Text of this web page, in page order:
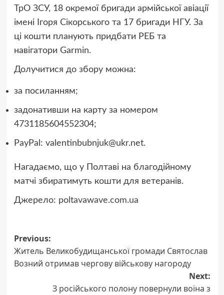
ТрО ЗСУ, 18 окремої бригади армійської авіації
імені Ігоря Сікорського та 17 бригади НГУ. За
ці кошти планують придбати РЕБ та
навігатори Garmin.
Долучитися до збору можна:
за посиланням;
задонативши на карту за номером
4731185604552304;
PayPal: valentinbubnjuk@ukr.net.
Нагадаємо, що у Полтаві на благодійному
матчі збиратимуть кошти для ветеранів.
Джерело: poltavawave.com.ua
Post
navigation
Previous:
Житель Великобудищанської громади Святослав
Возний отримав чергову військову нагороду
Next:
З російського полону повернули воїна з